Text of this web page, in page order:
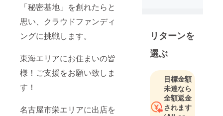
「秘密基地」を創れたらと
思い、クラウドファンディ
ングに挑戦します。
東海エリアにお住まいの皆
様！ご支援をお願い致しま
す！
名古屋市栄エリアに出店を
リターンを
選ぶ
目標金額
未達なら
全額返金
されます